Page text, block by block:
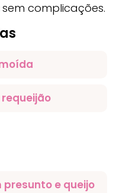
complicações.
e queijo